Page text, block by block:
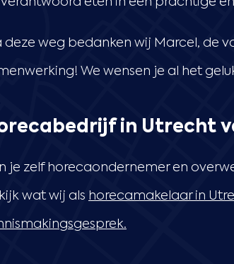
deze weg bedanken wij Marcel, de
We wensen je al het
in Utrecht
je zelf horecaondernemer en
wat wij als horecamakelaar in